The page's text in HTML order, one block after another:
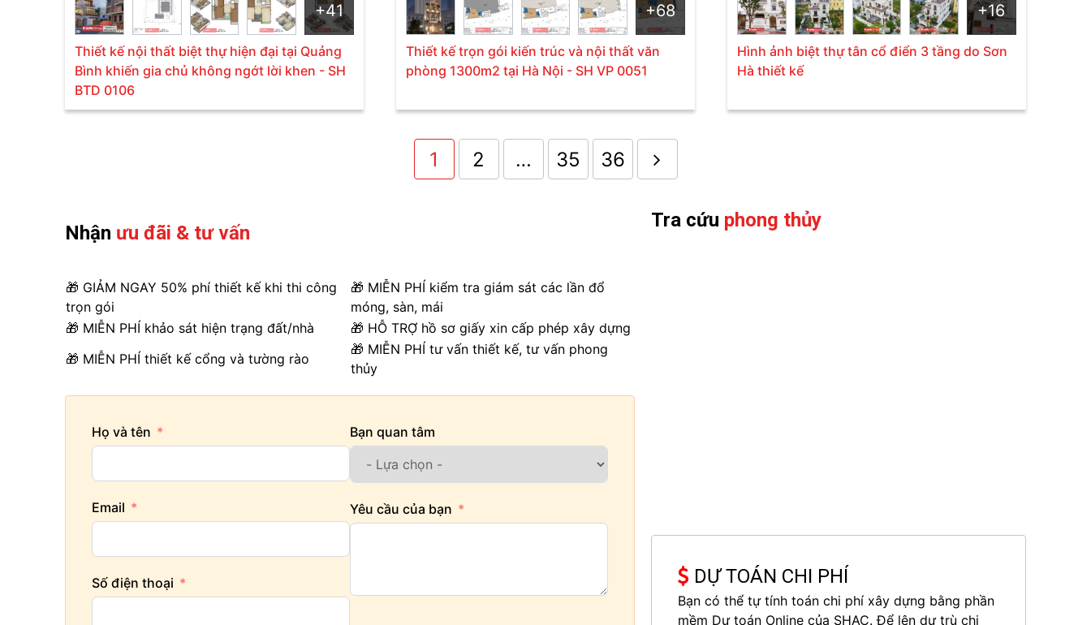
+41
Thiết kế nội thất biệt thự hiện đại tại Quảng
Bình khiến gia chủ không ngớt lời khen - SH
BTD 0106
+68
Thiết kế trọn gói kiến trúc và nội thất văn
phòng 1300m2 tại Hà Nội - SH VP 0051
+16
Hình ảnh biệt thự tân cổ điển 3 tầng do Sơn
Hà thiết kế
1 2 … 35 36
Nhận ưu đãi & tư vấn
🎁 GIẢM NGAY 50% phí thiết kế khi thi công
trọn gói
🎁 MIỄN PHÍ kiểm tra giám sát các lần đổ
móng, sàn, mái
🎁 MIỄN PHÍ khảo sát hiện trạng đất/nhà
🎁 HỖ TRỢ hồ sơ giấy xin cấp phép xây dựng
🎁 MIỄN PHÍ thiết kế cổng và tường rào
🎁 MIỄN PHÍ tư vấn thiết kế, tư vấn phong
thủy
Họ và tên
Email
Số điện thoại
Bạn quan tâm
Yêu cầu của bạn
Tra cứu phong thủy
DỰ TOÁN CHI PHÍ
Bạn có thể tự tính toán chi phí xây dựng bằng phần
mềm Dự toán Online của SHAC. Để lên dự trù chi